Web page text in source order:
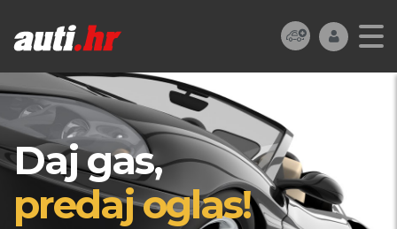
Daj gas,
predaj oglas!